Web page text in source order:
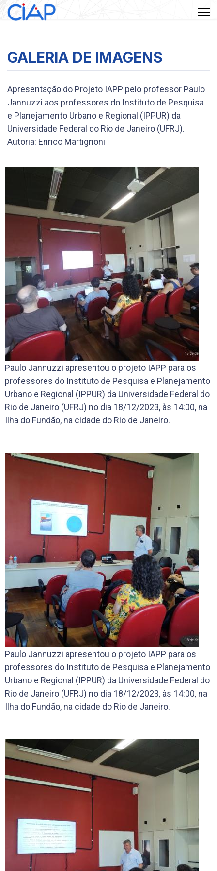
GALERIA DE IMAGENS
Apresentação do Projeto IAPP pelo professor Paulo
Jannuzzi aos professores do Instituto de Pesquisa
e Planejamento Urbano e Regional (IPPUR) da
Universidade Federal do Rio de Janeiro (UFRJ).
Autoria: Enrico Martignoni
Paulo Jannuzzi apresentou o projeto IAPP para os
professores do Instituto de Pesquisa e Planejamento
Urbano e Regional (IPPUR) da Universidade Federal do
Rio de Janeiro (UFRJ) no dia 18/12/2023, às 14:00, na
Ilha do Fundão, na cidade do Rio de Janeiro.
Paulo Jannuzzi apresentou o projeto IAPP para os
professores do Instituto de Pesquisa e Planejamento
Urbano e Regional (IPPUR) da Universidade Federal do
Rio de Janeiro (UFRJ) no dia 18/12/2023, às 14:00, na
Ilha do Fundão, na cidade do Rio de Janeiro.